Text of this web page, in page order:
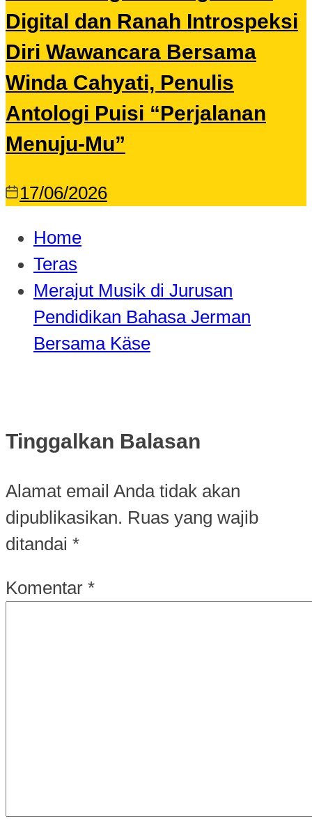
Digital dan Ranah Introspeksi
Diri Wawancara Bersama
Winda Cahyati, Penulis
Antologi Puisi “Perjalanan
Menuju-Mu”
17/06/2026
Home
Teras
Merajut Musik di Jurusan
Pendidikan Bahasa Jerman
Bersama Käse
Tinggalkan Balasan
Alamat email Anda tidak akan
dipublikasikan. Ruas yang wajib
ditandai *
Komentar *